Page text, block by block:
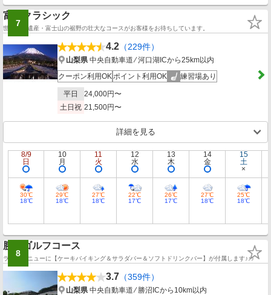
7
富士クラシック
世界文化遺産・富士山の裾野の壮大なコースがお客様をお待ちしています。
4.2 （229件）
山梨県中央自動車道 ⁄ 河口湖ICから25km以内
クーポン利用OKポイント利用OK 練習場あり
平日
24,000円〜
土日祝 21,500円〜
詳細を見る
8/9
日
30℃
18℃
10
月
29℃
18℃
11
火
27℃
18℃
12
水
22℃
17℃
13
木
26℃
17℃
14
金
27℃
18℃
15
土
25℃
18℃
8
勝沼ゴルフコース
ランチメニューに【ケーキバイキング＆サラダバー＆ソフトドリンクバー】が付属します♪♪♪
3.7 （359件）
山梨県中央自動車道 ⁄ 勝沼ICから10km以内